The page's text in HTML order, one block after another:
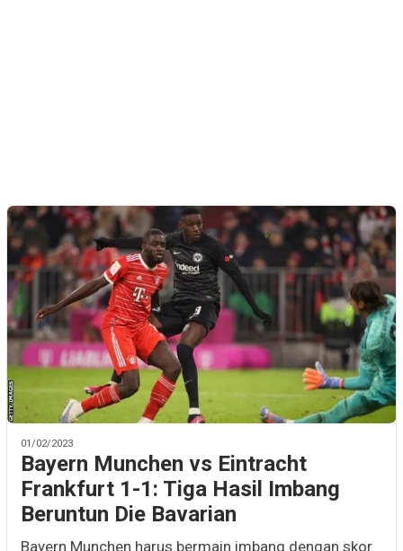
01/02/2023
Bayern Munchen vs Eintracht
Frankfurt 1-1: Tiga Hasil Imbang
Beruntun Die Bavarian
Bayern Munchen harus bermain imbang dengan skor